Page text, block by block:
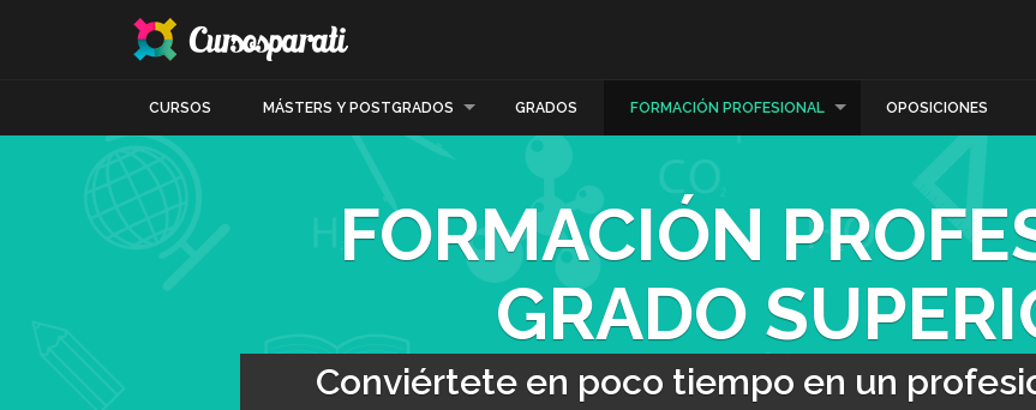
CURSOS MÁSTERS Y POSTGRADOS GRADOS FORMACIÓN PROFESIONAL OPOSICIONES
FORMACIÓN
GRADO
Conviértete en poco tiempo en un